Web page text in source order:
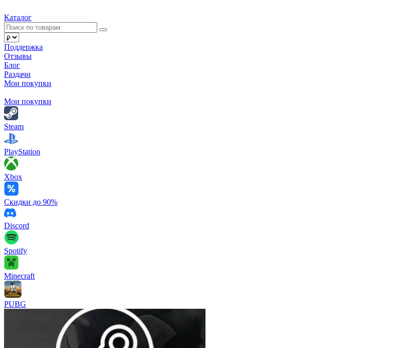
Каталог
Поддержка
Отзывы
Блог
Раздачи
Мои покупки
Мои покупки
Steam
PlayStation
Xbox
Скидки до 90%
Discord
Spotify
Minecraft
PUBG